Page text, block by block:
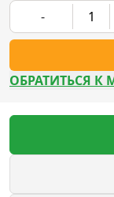
-
ОБРАТИТЬСЯ К